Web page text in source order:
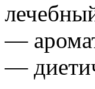
—
—